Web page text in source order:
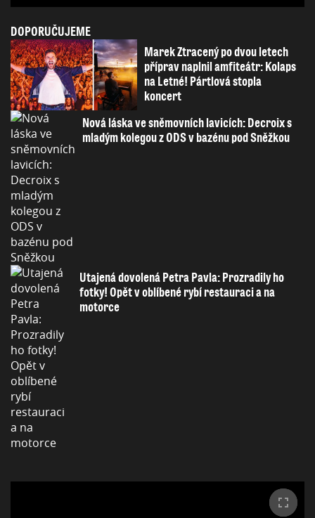
DOPORUČUJEME
Marek Ztracený po dvou letech
příprav naplnil amfiteátr: Kolaps
na Letné! Pártlová stopla
koncert
Nová láska ve sněmovních lavicích: Decroix s
mladým kolegou z ODS v bazénu pod Sněžkou
Utajená dovolená Petra Pavla: Prozradily ho
fotky! Opět v oblíbené rybí restauraci a na
motorce